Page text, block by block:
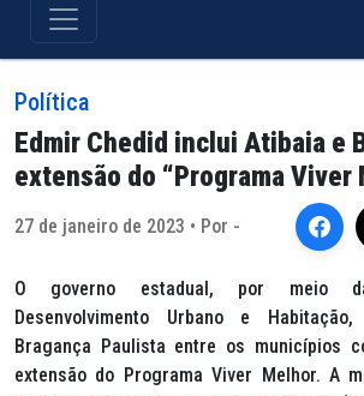
Política
Edmir Chedid inclui Atibaia e
extensão do “Programa Viver
27 de janeiro de 2023 • Por -
O governo estadual, por meio
Desenvolvimento Urbano e
Bragança Paulista entre os municípios
extensão do Programa Viver Melhor. A